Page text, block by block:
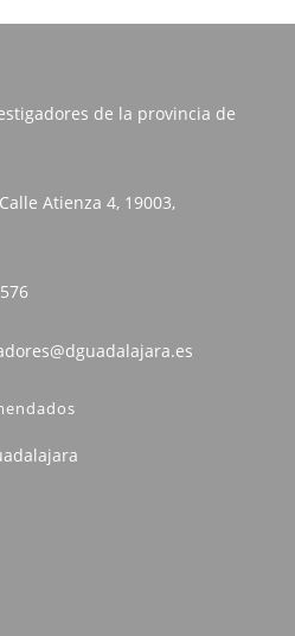
de la provincia de
Atienza 4, 19003,